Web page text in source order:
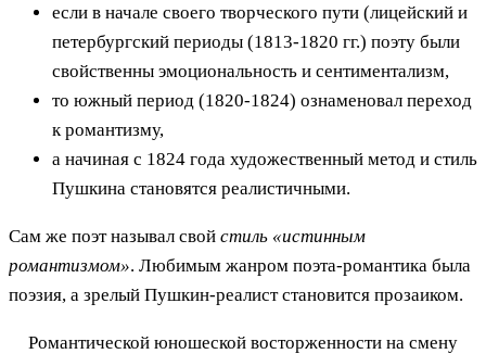
если в начале своего творческого пути (лицейский и
петербургский периоды (1813-1820 гг.) поэту были
свойственны эмоциональность и сентиментализм,
то южный период (1820-1824) ознаменовал переход
к романтизму,
а начиная с 1824 года художественный метод и стиль
Пушкина становятся реалистичными.
Сам же поэт называл свой стиль «истинным
романтизмом». Любимым жанром поэта-романтика была
поэзия, а зрелый Пушкин-реалист становится прозаиком.
Романтической юношеской восторженности на смену